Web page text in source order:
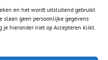
en het wordt uitsluitend gebruikt
slaan geen persoonlijke gegevens
je hieronder niet op Accepteren klikt.